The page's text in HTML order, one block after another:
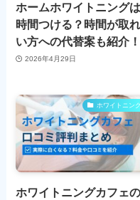
ホームホワイトニング
時間つける？時間が取
い方への代替案も紹介！
2026年4月29日
ホワイトニン
ホワイトニングカフェ